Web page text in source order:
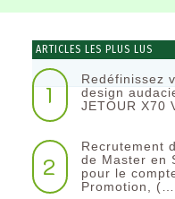
ARTICLES LES PLUS LUS
1
Redéfinissez
design
JETOUR X70
2
Recrutement
de Master en
pour le
Promotion,